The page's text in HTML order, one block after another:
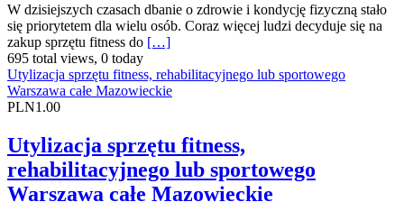
W dzisiejszych czasach dbanie o zdrowie i kondycję fizyczną stało
się priorytetem dla wielu osób. Coraz więcej ludzi decyduje się na
zakup sprzętu fitness do […]
695 total views, 0 today
Utylizacja sprzętu fitness, rehabilitacyjnego lub sportowego
Warszawa całe Mazowieckie
PLN1.00
Utylizacja sprzętu fitness,
rehabilitacyjnego lub sportowego
Warszawa całe Mazowieckie